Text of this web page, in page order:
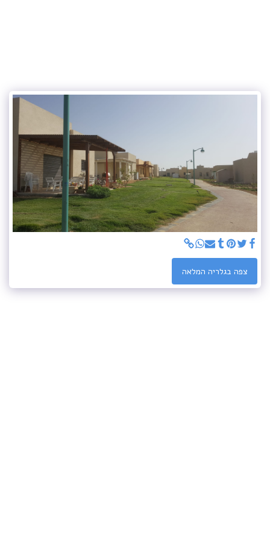
צפה בגלריה המלאה